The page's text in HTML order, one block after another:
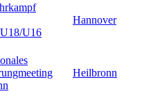
U16
Hannover
Heilbronn